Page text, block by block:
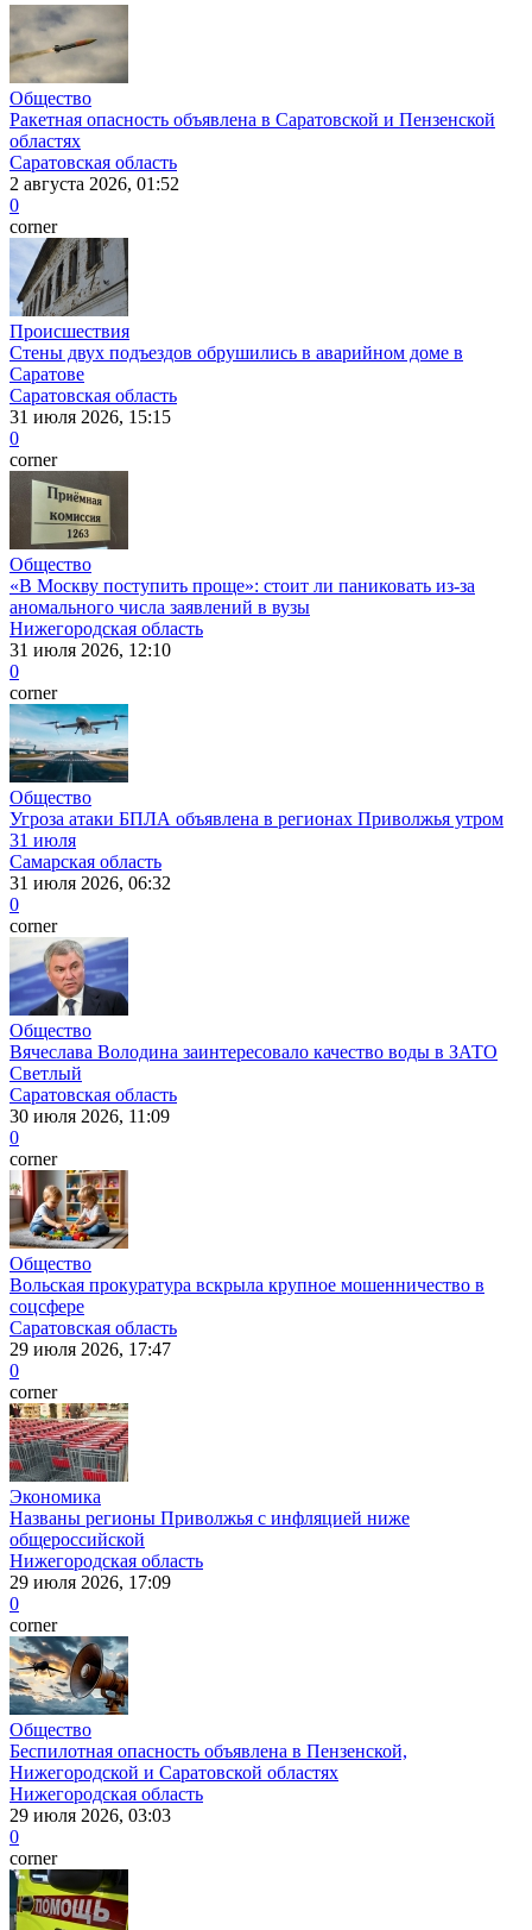
Общество
Ракетная опасность объявлена в Саратовской и Пензенской
областях
Саратовская область
2 августа 2026, 01:52
0
corner
Происшествия
Стены двух подъездов обрушились в аварийном доме в
Саратове
Саратовская область
31 июля 2026, 15:15
0
corner
Общество
«В Москву поступить проще»: стоит ли паниковать из-за
аномального числа заявлений в вузы
Нижегородская область
31 июля 2026, 12:10
0
corner
Общество
Угроза атаки БПЛА объявлена в регионах Приволжья утром
31 июля
Самарская область
31 июля 2026, 06:32
0
corner
Общество
Вячеслава Володина заинтересовало качество воды в ЗАТО
Светлый
Саратовская область
30 июля 2026, 11:09
0
corner
Общество
Вольская прокуратура вскрыла крупное мошенничество в
соцсфере
Саратовская область
29 июля 2026, 17:47
0
corner
Экономика
Названы регионы Приволжья с инфляцией ниже
общероссийской
Нижегородская область
29 июля 2026, 17:09
0
corner
Общество
Беспилотная опасность объявлена в Пензенской,
Нижегородской и Саратовской областях
Нижегородская область
29 июля 2026, 03:03
0
corner